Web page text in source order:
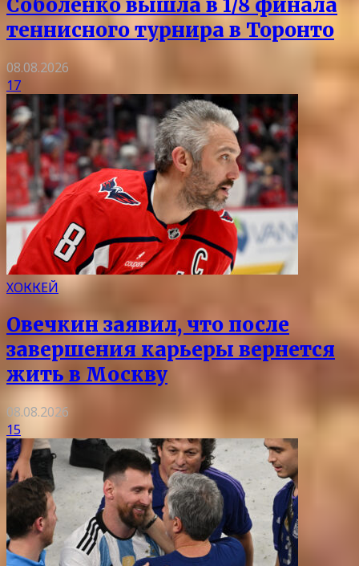
Соболенко вышла в 1/8 финала
теннисного турнира в Торонто
08.08.2026
17
ХОККЕЙ
Овечкин заявил, что после
завершения карьеры вернется
жить в Москву
08.08.2026
15